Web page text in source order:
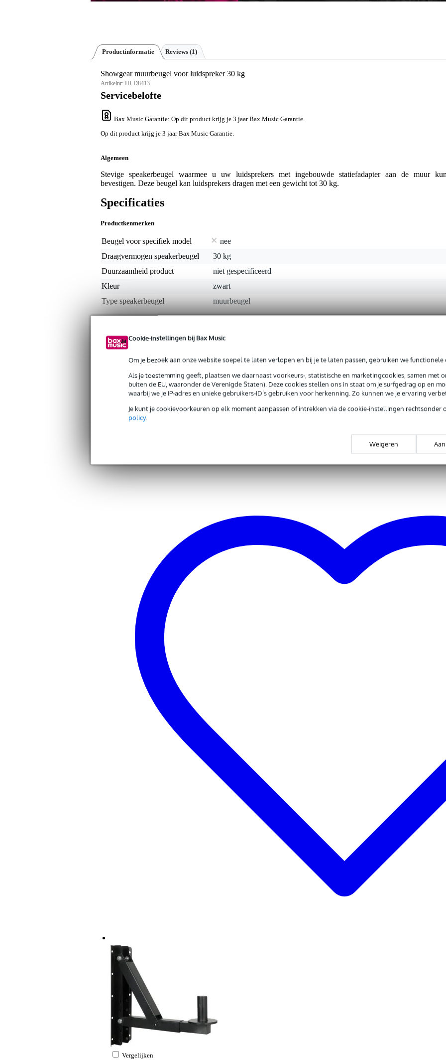
Cookie-instellingen bij Bax Music
Om je bezoek aan onze website soepel te laten verlopen en bij je te laten passen, gebruiken we functionele
Als je toestemming geeft, plaatsen we daarnaast voorkeurs-, statistische en marketingcookies, samen met
buiten de EU, waaronder de Verenigde Staten). Deze cookies stellen ons in staat om je surfgedrag op en
waarbij we je IP-adres en unieke gebruikers-ID’s gebruiken voor herkenning. Zo kunnen we je ervaring
Je kunt je cookievoorkeuren op elk moment aanpassen of intrekken via de cookie-instellingen rechtsonder
policy.
Weigeren
Productinformatie Reviews (1)
Showgear muurbeugel voor luidspreker 30 kg
Artikelnr: HI-D8413
Servicebelofte
Bax Music Garantie: Op dit product krijg je 3 jaar Bax Music Garantie.
Op dit product krijg je 3 jaar Bax Music Garantie.
Algemeen
Stevige speakerbeugel waarmee u uw luidsprekers met ingebouwde statiefadapter aan de muur
bevestigen. Deze beugel kan luidsprekers dragen met een gewicht tot 30 kg.
Specificaties
Productkenmerken
Beugel voor specifiek model
nee
Draagvermogen speakerbeugel
30 kg
Duurzaamheid product
niet gespecificeerd
Kleur
zwart
Type speakerbeugel
muurbeugel
Gewicht(incl. verpakking)
2,2 kg
(incl. verpakking) 39,0 x 26,0 x 7,0 cm
Productspecificaties
muurbeugel voor luidspreker
maximale belasting: 30 kg
Vergelijken